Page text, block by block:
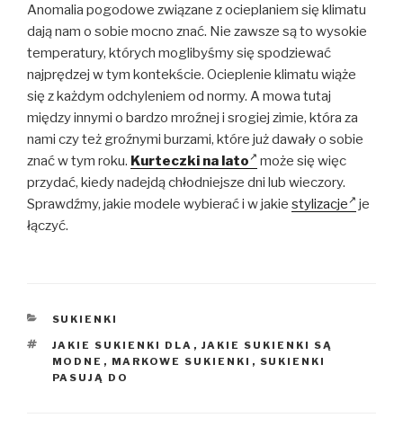
Anomalia pogodowe związane z ocieplaniem się klimatu
dają nam o sobie mocno znać. Nie zawsze są to wysokie
temperatury, których moglibyśmy się spodziewać
najprędzej w tym kontekście. Ocieplenie klimatu wiąże
się z każdym odchyleniem od normy. A mowa tutaj
między innymi o bardzo mroźnej i srogiej zimie, która za
nami czy też groźnymi burzami, które już dawały o sobie
znać w tym roku. Kurteczki na lato
może się więc
przydać, kiedy nadejdą chłodniejsze dni lub wieczory.
Sprawdźmy, jakie modele wybierać i w jakie stylizacje
je
łączyć.
KATEGORIE
SUKIENKI
TAGI
JAKIE SUKIENKI DLA , JAKIE SUKIENKI SĄ
MODNE , MARKOWE SUKIENKI , SUKIENKI
PASUJĄ DO